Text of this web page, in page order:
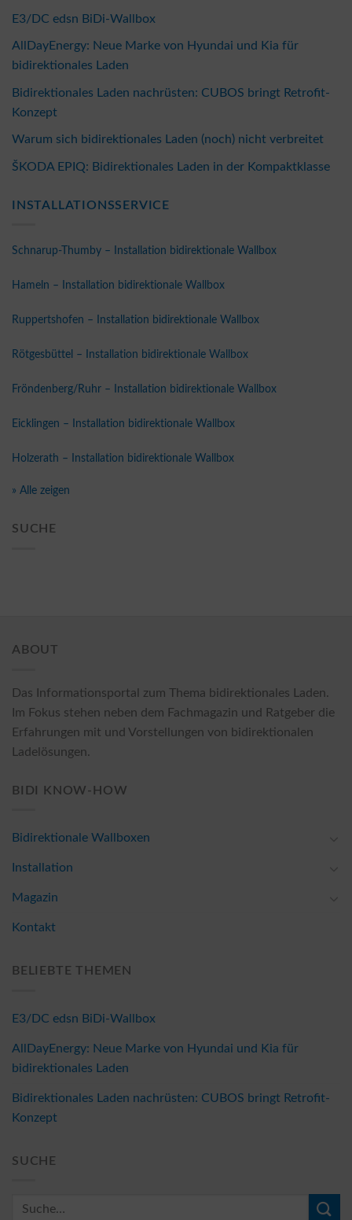
E3/DC edsn BiDi-Wallbox
AllDayEnergy: Neue Marke von Hyundai und Kia für
bidirektionales Laden
Bidirektionales Laden nachrüsten: CUBOS bringt Retrofit-
Konzept
Warum sich bidirektionales Laden (noch) nicht verbreitet
ŠKODA EPIQ: Bidirektionales Laden in der Kompaktklasse
INSTALLATIONSSERVICE
Schnarup-Thumby – Installation bidirektionale Wallbox
Hameln – Installation bidirektionale Wallbox
Ruppertshofen – Installation bidirektionale Wallbox
Rötgesbüttel – Installation bidirektionale Wallbox
Fröndenberg/Ruhr – Installation bidirektionale Wallbox
Eicklingen – Installation bidirektionale Wallbox
Holzerath – Installation bidirektionale Wallbox
» Alle zeigen
SUCHE
ABOUT
Das Informationsportal zum Thema bidirektionales Laden.
Im Fokus stehen neben dem Fachmagazin und Ratgeber die
Erfahrungen mit und Vorstellungen von bidirektionalen
Ladelösungen.
BIDI KNOW-HOW
Bidirektionale Wallboxen
Installation
Magazin
Kontakt
BELIEBTE THEMEN
E3/DC edsn BiDi-Wallbox
AllDayEnergy: Neue Marke von Hyundai und Kia für
bidirektionales Laden
Bidirektionales Laden nachrüsten: CUBOS bringt Retrofit-
Konzept
SUCHE